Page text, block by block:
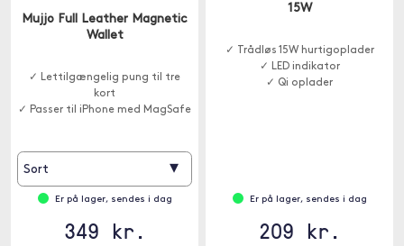
Mujjo Full Leather Magnetic
Wallet
✓ Lettilgængelig pung til tre
kort
✓ Passer til iPhone med MagSafe
Sort ▾
Er på lager, sendes i dag
349 kr.
15W
✓ Trådløs 15W hurtigoplader
✓ LED indikator
✓ Qi oplader
Er på lager, sendes i dag
209 kr.